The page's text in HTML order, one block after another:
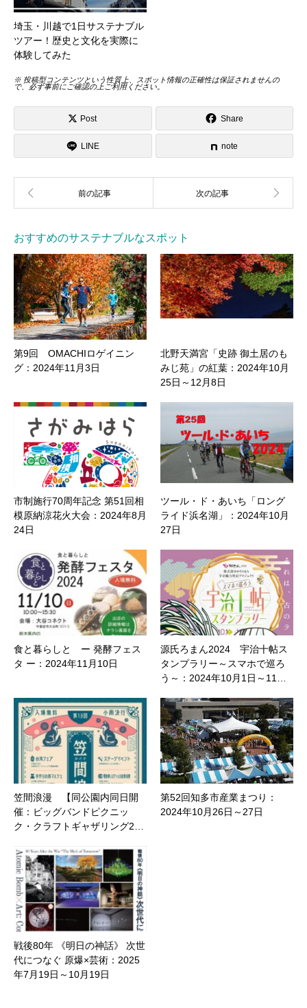
埼玉・川越で1日サステナブル
ツアー！歴史と文化を実際に
体験してみた
※ 投稿型コンテンツという性質上、スポット情報の正確性は保証されませんの
で、必ず事前にご確認の上ご利用ください。
Post Share
LINE note
おすすめのサステナブルなスポット
第9回 OMACHIロゲイニン
グ：2024年11月3日
北野天満宮「史跡 御土居のも
みじ苑」の紅葉：2024年10月
25日～12月8日
市制施行70周年記念 第51回相
模原納涼花火大会：2024年8月
24日
ツール・ド・あいち「ロング
ライド浜名湖」：2024年10月
27日
食と暮らしと ー 発酵フェス
タ ー：2024年11月10日
源氏ろまん2024 宇治十帖ス
タンプラリー～スマホで巡ろ
う～：2024年10月1日～11…
笠間浪漫 【同公園内同日開
催：ビッグバンドピクニッ
ク・クラフトギャザリング2…
第52回知多市産業まつり：
2024年10月26日～27日
戦後80年 《明日の神話》 次世
代につなぐ 原爆×芸術：2025
年7月19日～10月19日